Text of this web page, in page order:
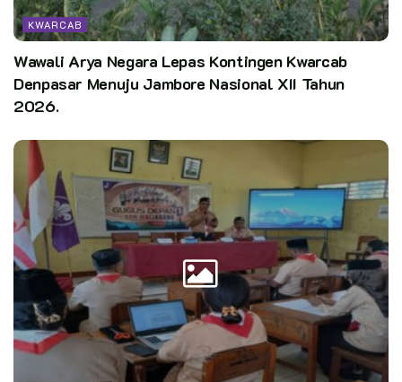
KWARCAB
Wawali Arya Negara Lepas Kontingen Kwarcab
Denpasar Menuju Jambore Nasional XII Tahun
2026.